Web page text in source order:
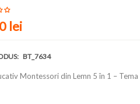
lei
BT_7634
Montessori din Lemn 5 în 1 –